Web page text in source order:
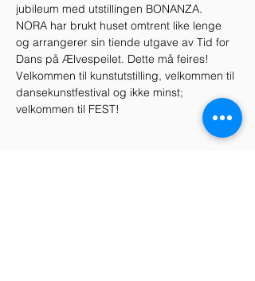
jubileum med utstillingen BONANZA.
NORA har brukt huset omtrent like lenge
og arrangerer sin tiende utgave av Tid for
Dans på Ælvespeilet. Dette må feires!
Velkommen til kunstutstilling, velkommen til
dansekunstfestival og ikke minst;
velkommen til FEST!